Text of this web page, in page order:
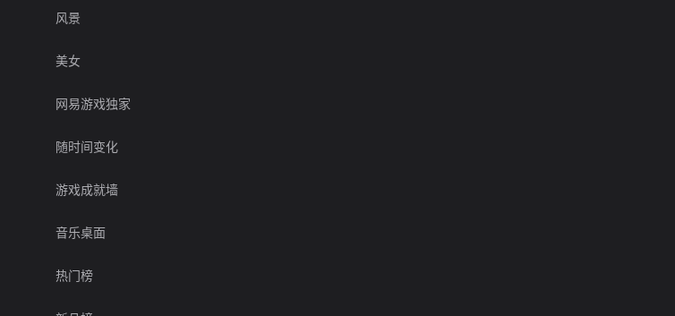
风景
美女
网易游戏独家
随时间变化
游戏成就墙
音乐桌面
热门榜